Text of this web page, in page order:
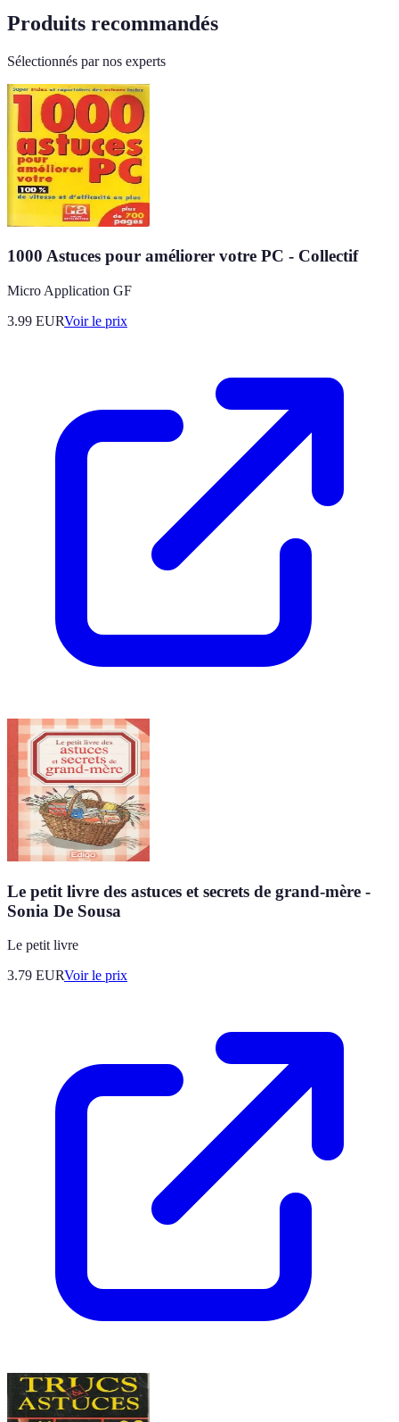
Produits recommandés
Sélectionnés par nos experts
1000 Astuces pour améliorer votre PC - Collectif
Micro Application GF
3.99 EURVoir le prix
Le petit livre des astuces et secrets de grand-mère -
Sonia De Sousa
Le petit livre
3.79 EURVoir le prix